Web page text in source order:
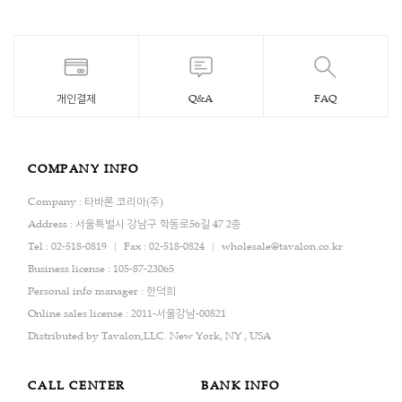
개인결제 Q&A FAQ
COMPANY INFO
Company : 타바론 코리아(주)
Address : 서울특별시 강남구 학동로56길 47 2층
Tel : 02-518-0819
Fax : 02-518-0824
wholesale@tavalon.co.kr
Business license : 105-87-23065
Personal info manager : 한덕희
Online sales license : 2011-서울강남-00821
Distributed by Tavalon,LLC. New York, NY , USA
CALL CENTER BANK INFO